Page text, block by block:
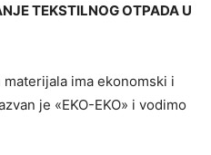
TEKSTILNOG OTPADA U
ima ekonomski i
je «EKO-EKO» i vodimo